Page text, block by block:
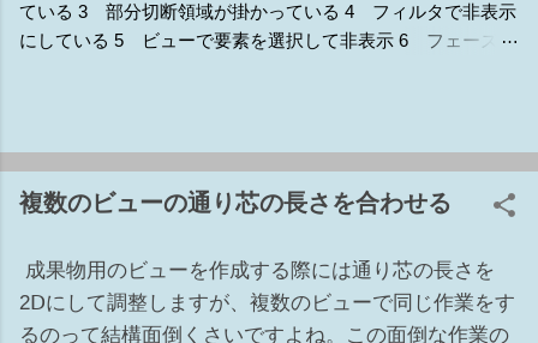
ている 3 部分切断領域が掛かっている 4 フィルタで非表示
にしている 5 ビューで要素を選択して非表示 6 フェーズの
ク（線種変更） 補4 ビューの専門分野 補5 デザインオプシ
してもし、リビール側に要素があれば1か5が原因 ■要素があ
ル側も！）あれば3が原因かも ■トリミングのオンオフもして
みてください。9 上記でだいたい当りをつけてから原因を探
ると早くゴールに辿り着けるかもですwww 1 カテゴリのチ
複数のビューの通り芯の長さを合わせる
成果物用のビューを作成する際には通り芯の長さを
2Ⅾにして調整しますが、複数のビューで同じ作業をす
るのって結構面倒くさいですよね。この面倒な作業の